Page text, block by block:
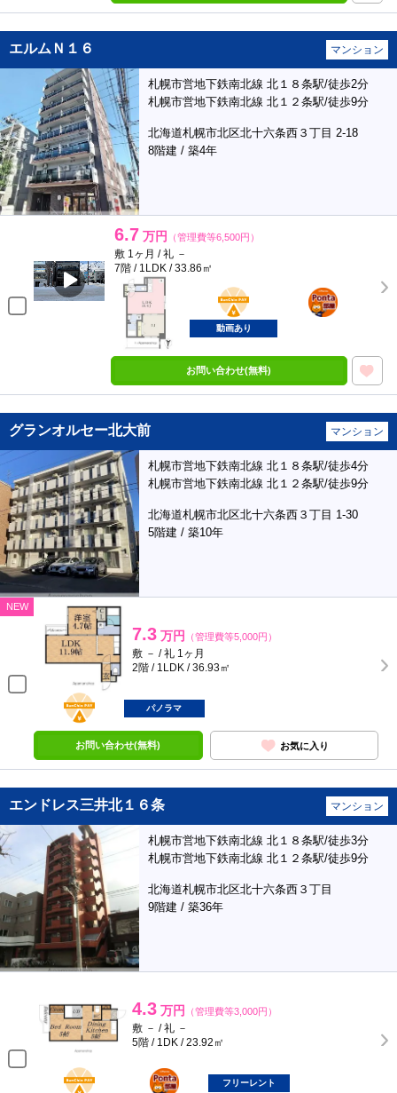
エルムＮ１６ マンション
札幌市営地下鉄南北線 北１８条駅/徒歩2分
札幌市営地下鉄南北線 北１２条駅/徒歩9分
北海道札幌市北区北十六条西３丁目 2-18
8階建 / 築4年
6.7 万円 （管理費等6,500円）
敷 1ヶ月 / 礼 －
7階 / 1LDK / 33.86㎡
BunChinPAY
ポンタ
部屋
動画あり
お問い合わせ(無料)
グランオルセー北大前 マンション
札幌市営地下鉄南北線 北１８条駅/徒歩4分
札幌市営地下鉄南北線 北１２条駅/徒歩9分
北海道札幌市北区北十六条西３丁目 1-30
5階建 / 築10年
NEW
7.3 万円 （管理費等5,000円）
敷 － / 礼 1ヶ月
2階 / 1LDK / 36.93㎡
BunChinPAY
パノラマ
お問い合わせ(無料) お気に入り
エンドレス三井北１６条 マンション
札幌市営地下鉄南北線 北１８条駅/徒歩3分
札幌市営地下鉄南北線 北１２条駅/徒歩9分
北海道札幌市北区北十六条西３丁目
9階建 / 築36年
4.3 万円 （管理費等3,000円）
敷 － / 礼 －
5階 / 1DK / 23.92㎡
BunChinPAY
ポンタ
部屋
フリーレント